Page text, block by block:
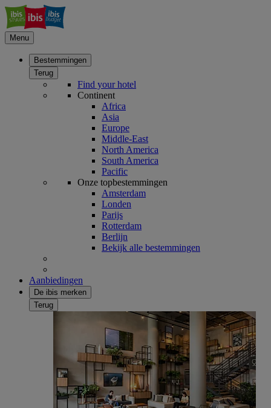
Menu
Bestemmingen
Terug
Find your hotel
Continent
Africa
Asia
Europe
Middle-East
North America
South America
Pacific
Onze topbestemmingen
Amsterdam
Londen
Parijs
Rotterdam
Berlijn
Bekijk alle bestemmingen
Aanbiedingen
De ibis merken
Terug